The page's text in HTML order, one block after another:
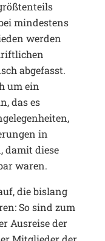
mindestens
werden
abgefasst.
um ein
das es
in
damit diese
waren.
die bislang
So sind zum
Ausreise der